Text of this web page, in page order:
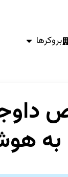
بروکرها